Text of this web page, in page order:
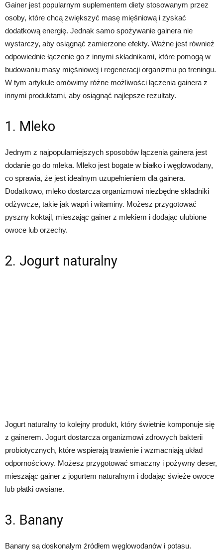
Gainer jest popularnym suplementem diety stosowanym przez
osoby, które chcą zwiększyć masę mięśniową i zyskać
dodatkową energię. Jednak samo spożywanie gainera nie
wystarczy, aby osiągnąć zamierzone efekty. Ważne jest również
odpowiednie łączenie go z innymi składnikami, które pomogą w
budowaniu masy mięśniowej i regeneracji organizmu po treningu.
W tym artykule omówimy różne możliwości łączenia gainera z
innymi produktami, aby osiągnąć najlepsze rezultaty.
1. Mleko
Jednym z najpopularniejszych sposobów łączenia gainera jest
dodanie go do mleka. Mleko jest bogate w białko i węglowodany,
co sprawia, że jest idealnym uzupełnieniem dla gainera.
Dodatkowo, mleko dostarcza organizmowi niezbędne składniki
odżywcze, takie jak wapń i witaminy. Możesz przygotować
pyszny koktajl, mieszając gainer z mlekiem i dodając ulubione
owoce lub orzechy.
2. Jogurt naturalny
Jogurt naturalny to kolejny produkt, który świetnie komponuje się
z gainerem. Jogurt dostarcza organizmowi zdrowych bakterii
probiotycznych, które wspierają trawienie i wzmacniają układ
odpornościowy. Możesz przygotować smaczny i pożywny deser,
mieszając gainer z jogurtem naturalnym i dodając świeże owoce
lub płatki owsiane.
3. Banany
Banany są doskonałym źródłem węglowodanów i potasu.